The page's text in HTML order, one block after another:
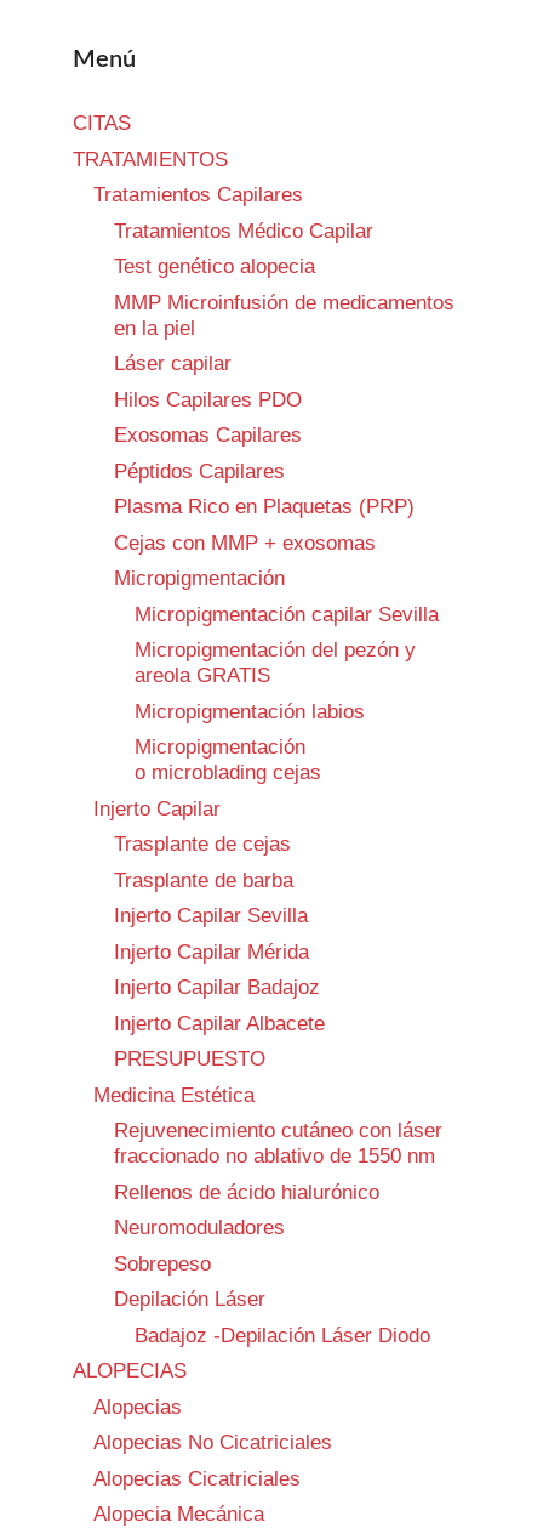
Menú
CITAS
TRATAMIENTOS
Tratamientos Capilares
Tratamientos Médico Capilar
Test genético alopecia
MMP Microinfusión de medicamentos
en la piel
Láser capilar
Hilos Capilares PDO
Exosomas Capilares
Péptidos Capilares
Plasma Rico en Plaquetas (PRP)
Cejas con MMP + exosomas
Micropigmentación
Micropigmentación capilar Sevilla
Micropigmentación del pezón y
areola GRATIS
Micropigmentación labios
Micropigmentación
o microblading cejas
Injerto Capilar
Trasplante de cejas
Trasplante de barba
Injerto Capilar Sevilla
Injerto Capilar Mérida
Injerto Capilar Badajoz
Injerto Capilar Albacete
PRESUPUESTO
Medicina Estética
Rejuvenecimiento cutáneo con láser
fraccionado no ablativo de 1550 nm
Rellenos de ácido hialurónico
Neuromoduladores
Sobrepeso
Depilación Láser
Badajoz -Depilación Láser Diodo
ALOPECIAS
Alopecias
Alopecias No Cicatriciales
Alopecias Cicatriciales
Alopecia Mecánica